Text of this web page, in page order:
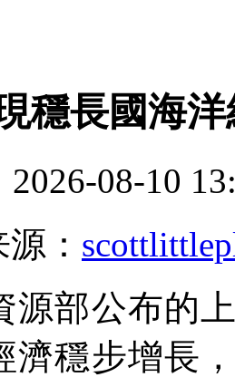
穩長國海
08-10
：
公布的上
濟穩步增長